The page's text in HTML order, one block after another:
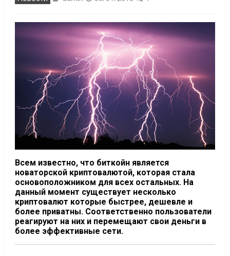
Всем известно, что биткойн является
новаторской криптовалютой, которая стала
основоположником для всех остальных. На
данный момент существует несколько
криптовалют которые быстрее, дешевле и
более приватны. Соответственно пользователи
реагируют на них и перемещают свои деньги в
более эффективные сети.